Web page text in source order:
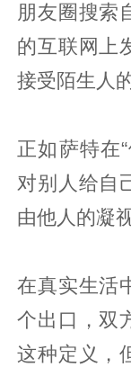
朋友圈搜索
的互联网上
接受陌生人
正如萨特在
对别人给自
由他人的凝
在真实生活
个出口，双
这种定义，